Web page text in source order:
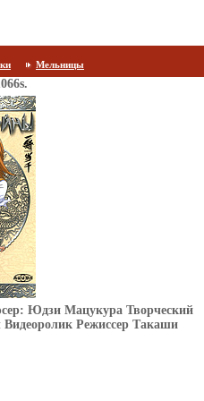
Мельницы
Юдзи Мацукура Творческий
Режиссер Такаши